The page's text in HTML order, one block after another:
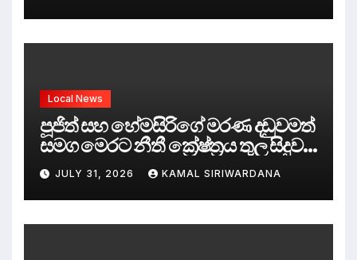
Local News
පූජිත් සහ හේමසිරිගේ මරණ දඩුවමත්
සමග මෙරට නීතී ක්‍රේෂ්ත්‍රය තුල සිදුව
ඇත්තේ කුමක්ද ?
JULY 31, 2026 KAMAL SIRIWARDANA